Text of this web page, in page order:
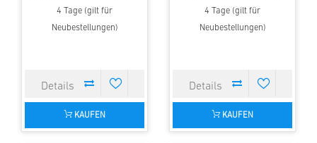
4 Tage (gilt für
Neubestellungen)
KAUFEN
4 Tage (gilt für
Neubestellungen)
KAUFEN